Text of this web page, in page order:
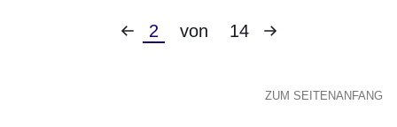
Vorherige
Aktuelle
2 von 14
Nächste
ZUM SEITENANFANG